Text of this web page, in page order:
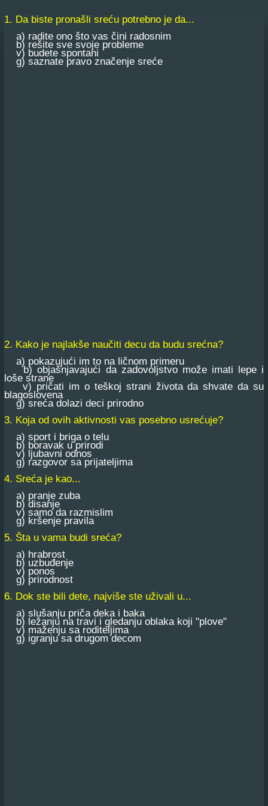
1. Da biste pronašli sreću potrebno je da...
a) radite ono što vas čini radosnim
b) rešite sve svoje probleme
v) budete spontani
g) saznate pravo značenje sreće
2. Kako je najlakše naučiti decu da budu srećna?
a) pokazujući im to na ličnom primeru
b) objašnjavajući da zadovoljstvo može imati lepe i
loše strane
v) pričati im o teškoj strani života da shvate da su
blagoslovena
g) sreća dolazi deci prirodno
3. Koja od ovih aktivnosti vas posebno usrećuje?
a) sport i briga o telu
b) boravak u prirodi
v) ljubavni odnos
g) razgovor sa prijateljima
4. Sreća je kao...
a) pranje zuba
b) disanje
v) samo da razmislim
g) kršenje pravila
5. Šta u vama budi sreća?
a) hrabrost
b) uzbuđenje
v) ponos
g) prirodnost
6. Dok ste bili dete, najviše ste uživali u...
a) slušanju priča deka i baka
b) ležanju na travi i gledanju oblaka koji "plove"
v) maženju sa roditeljima
g) igranju sa drugom decom